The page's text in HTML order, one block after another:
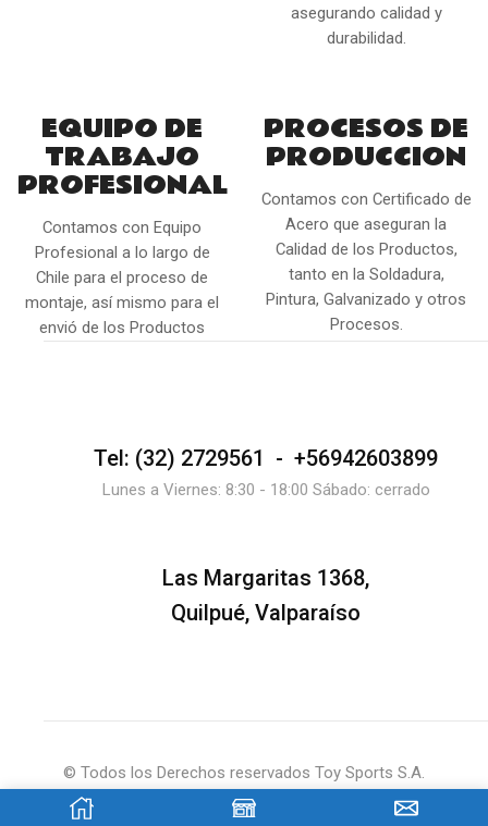
asegurando calidad y
durabilidad.
EQUIPO DE
TRABAJO
PROFESIONAL
Contamos con Equipo
Profesional a lo largo de
Chile para el proceso de
montaje, así mismo para el
envió de los Productos
PROCESOS DE
PRODUCCION
Contamos con Certificado de
Acero que aseguran la
Calidad de los Productos,
tanto en la Soldadura,
Pintura, Galvanizado y otros
Procesos.
Tel: (32) 2729561 - +56942603899
Lunes a Viernes: 8:30 - 18:00 Sábado: cerrado
Las Margaritas 1368,
Quilpué, Valparaíso
© Todos los Derechos reservados Toy Sports S.A.